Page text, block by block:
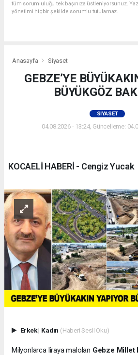
tüm sorumluluğu tek başınıza üstleniyorsunuz.
yönetimi hiçbir şekilde sorumlu tutulamaz.
Anasayfa Siyaset
GEBZE’YE
BÜYÜKGÖZ
SIYASET
04.08.2026 - 13:24, Güncelleme:
KOCAELİ HABERİ - Cengiz Yucak
Erkek| Kadın (Haberi Sesli Oku)
Milyonlarca liraya malolan Gebze Millet